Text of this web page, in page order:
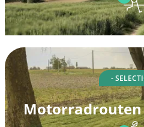
-
Motorradrouten